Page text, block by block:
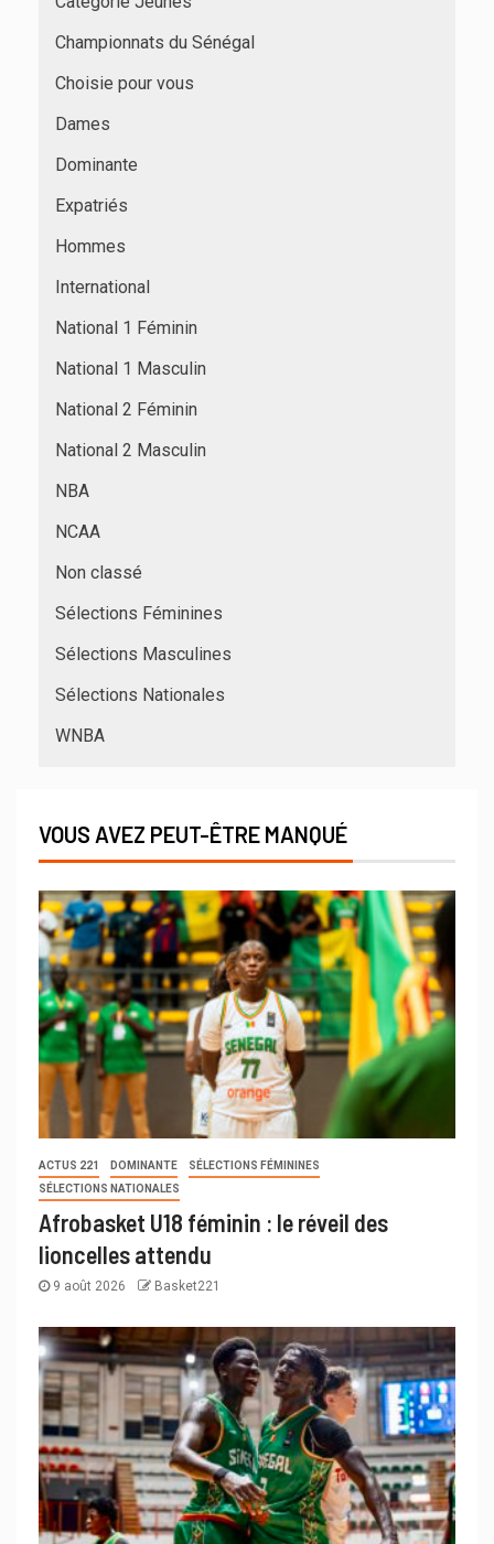
Championnats du Sénégal
Choisie pour vous
Dames
Dominante
Expatriés
Hommes
International
National 1 Féminin
National 1 Masculin
National 2 Féminin
National 2 Masculin
NBA
NCAA
Non classé
Sélections Féminines
Sélections Masculines
Sélections Nationales
WNBA
VOUS AVEZ PEUT-ÊTRE MANQUÉ
ACTUS 221 DOMINANTE
SÉLECTIONS FÉMININES
SÉLECTIONS NATIONALES
Afrobasket U18 féminin : le réveil des
lioncelles attendu
9 août 2026 Basket221